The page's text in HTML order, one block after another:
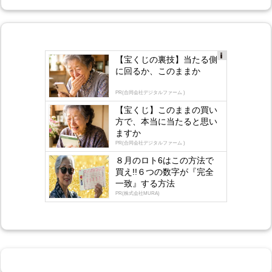
gly
【宝くじの裏技】当たる側
に回るか、このままか
PR(合同会社デジタルファーム )
【宝くじ】このままの買い
方で、本当に当たると思い
ますか
PR(合同会社デジタルファーム )
８月のロト6はこの方法で
買え!!６つの数字が『完全
一致』する方法
PR(株式会社MURA)